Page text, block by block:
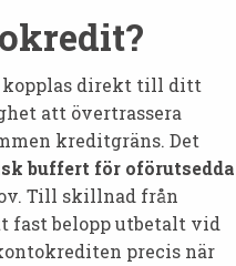
kopplas direkt till ditt
att övertrassera
kreditgräns. Det
buffert för oförutsedda
Till skillnad från
fast belopp utbetalt vid
precis när